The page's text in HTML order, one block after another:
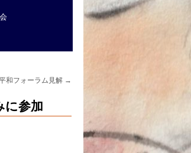
和フォーラム見解 →
に参加